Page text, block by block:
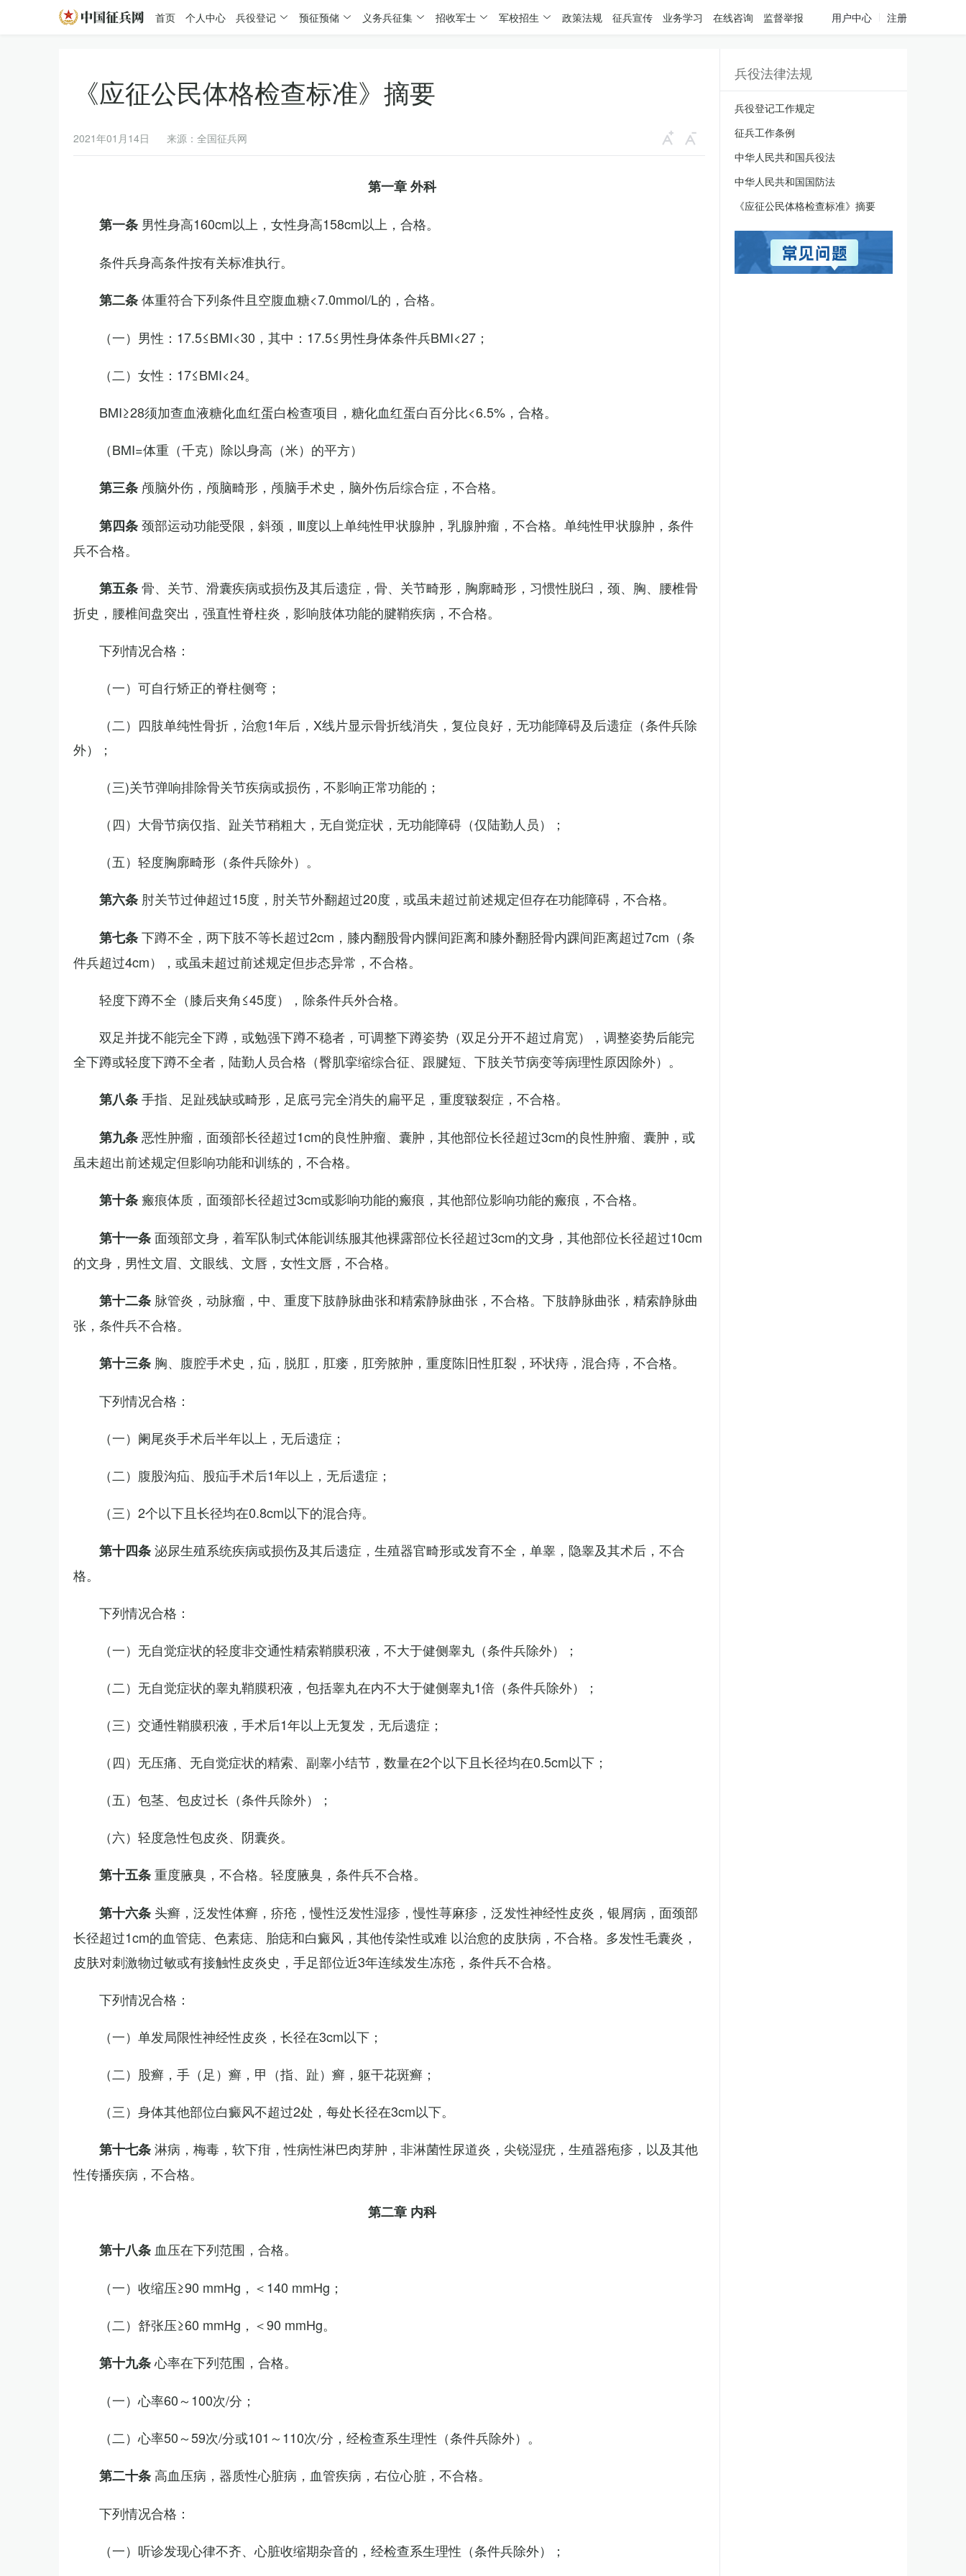
首页 个人中心 兵役登记 预征预储 义务兵征集 招收军士 军校招生 政策法规 征兵宣传 业务学习 在线咨询 监督举报 用户中心 注册
《应征公民体格检查标准》摘要
2021年01月14日 来源：全国征兵网
第一章 外科
第一条 男性身高160cm以上，女性身高158cm以上，合格。
条件兵身高条件按有关标准执行。
第二条体重符合下列条件且空腹血糖<7.0mmol/L的，合格。
（一）男性：17.5≤BMI<30，其中：17.5≤男性身体条件兵BMI<27；
（二）女性：17≤BMI<24。
BMI≥28须加查血液糖化血红蛋白检查项目，糖化血红蛋白百分比<6.5%，合格。
（BMI=体重（千克）除以身高（米）的平方）
第三条 颅脑外伤，颅脑畸形，颅脑手术史，脑外伤后综合症，不合格。
第四条颈部运动功能受限，斜颈，Ⅲ度以上单纯性甲状腺肿，乳腺肿瘤，不合格。单纯性甲状腺肿，条件
兵不合格。
第五条骨、关节、滑囊疾病或损伤及其后遗症，骨、关节畸形，胸廓畸形，习惯性脱臼，颈、胸、腰椎骨
折史，腰椎间盘突出，强直性脊柱炎，影响肢体功能的腱鞘疾病，不合格。
下列情况合格：
（一）可自行矫正的脊柱侧弯；
（二）四肢单纯性骨折，治愈1年后，X线片显示骨折线消失，复位良好，无功能障碍及后遗症（条件兵除
外）；
（三)关节弹响排除骨关节疾病或损伤，不影响正常功能的；
（四）大骨节病仅指、趾关节稍粗大，无自觉症状，无功能障碍（仅陆勤人员）；
（五）轻度胸廓畸形（条件兵除外）。
第六条 肘关节过伸超过15度，肘关节外翻超过20度，或虽未超过前述规定但存在功能障碍，不合格。
第七条下蹲不全，两下肢不等长超过2cm，膝内翻股骨内髁间距离和膝外翻胫骨内踝间距离超过7cm（条
件兵超过4cm），或虽未超过前述规定但步态异常，不合格。
轻度下蹲不全（膝后夹角≤45度），除条件兵外合格。
双足并拢不能完全下蹲，或勉强下蹲不稳者，可调整下蹲姿势（双足分开不超过肩宽），调整姿势后能完
全下蹲或轻度下蹲不全者，陆勤人员合格（臀肌挛缩综合征、跟腱短、下肢关节病变等病理性原因除外）。
第八条手指、足趾残缺或畸形，足底弓完全消失的扁平足，重度皲裂症，不合格。
第九条恶性肿瘤，面颈部长径超过1cm的良性肿瘤、囊肿，其他部位长径超过3cm的良性肿瘤、囊肿，或
虽未超出前述规定但影响功能和训练的，不合格。
第十条 瘢痕体质，面颈部长径超过3cm或影响功能的瘢痕，其他部位影响功能的瘢痕，不合格。
第十一条面颈部文身，着军队制式体能训练服其他裸露部位长径超过3cm的文身，其他部位长径超过10cm
的文身，男性文眉、文眼线、文唇，女性文唇，不合格。
第十二条 脉管炎，动脉瘤，中、重度下肢静脉曲张和精索静脉曲张，不合格。下肢静脉曲张，精索静脉曲
张，条件兵不合格。
第十三条 胸、腹腔手术史，疝，脱肛，肛瘘，肛旁脓肿，重度陈旧性肛裂，环状痔，混合痔，不合格。
下列情况合格：
（一）阑尾炎手术后半年以上，无后遗症；
（二）腹股沟疝、股疝手术后1年以上，无后遗症；
（三）2个以下且长径均在0.8cm以下的混合痔。
第十四条泌尿生殖系统疾病或损伤及其后遗症，生殖器官畸形或发育不全，单睾，隐睾及其术后，不合
格。
下列情况合格：
（一）无自觉症状的轻度非交通性精索鞘膜积液，不大于健侧睾丸（条件兵除外）；
（二）无自觉症状的睾丸鞘膜积液，包括睾丸在内不大于健侧睾丸1倍（条件兵除外）；
（三）交通性鞘膜积液，手术后1年以上无复发，无后遗症；
（四）无压痛、无自觉症状的精索、副睾小结节，数量在2个以下且长径均在0.5cm以下；
（五）包茎、包皮过长（条件兵除外）；
（六）轻度急性包皮炎、阴囊炎。
第十五条重度腋臭，不合格。轻度腋臭，条件兵不合格。
第十六条 头癣，泛发性体癣，疥疮，慢性泛发性湿疹，慢性荨麻疹，泛发性神经性皮炎，银屑病，面颈部
长径超过1cm的血管痣、色素痣、胎痣和白癜风，其他传染性或难 以治愈的皮肤病，不合格。多发性毛囊炎，
皮肤对刺激物过敏或有接触性皮炎史，手足部位近3年连续发生冻疮，条件兵不合格。
下列情况合格：
（一）单发局限性神经性皮炎，长径在3cm以下；
（二）股癣，手（足）癣，甲（指、趾）癣，躯干花斑癣；
（三）身体其他部位白癜风不超过2处，每处长径在3cm以下。
第十七条淋病，梅毒，软下疳，性病性淋巴肉芽肿，非淋菌性尿道炎，尖锐湿疣，生殖器疱疹，以及其他
性传播疾病，不合格。
第二章 内科
第十八条 血压在下列范围，合格。
（一）收缩压≥90 mmHg，＜140 mmHg；
（二）舒张压≥60 mmHg，＜90 mmHg。
第十九条心率在下列范围，合格。
（一）心率60～100次/分；
（二）心率50～59次/分或101～110次/分，经检查系生理性（条件兵除外）。
第二十条 高血压病，器质性心脏病，血管疾病，右位心脏，不合格。
下列情况合格：
（一）听诊发现心律不齐、心脏收缩期杂音的，经检查系生理性（条件兵除外）；
兵役法律法规
兵役登记工作规定
征兵工作条例
中华人民共和国兵役法
中华人民共和国国防法
《应征公民体格检查标准》摘要